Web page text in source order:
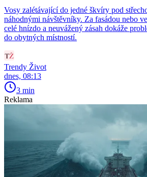
Vosy zalétávající do jedné škvíry pod
náhodnými návštěvníky. Za fasádou nebo
celé hnízdo a neuvážený zásah dokáže
do obytných místností.
Trendy Život
dnes, 08:13
3 min
Reklama